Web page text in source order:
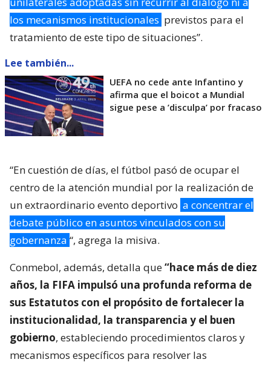
los mecanismos institucionales previstos para el
tratamiento de este tipo de situaciones”.
Lee también...
UEFA no cede ante Infantino y
afirma que el boicot a Mundial
sigue pese a ’disculpa’ por fracaso
“En cuestión de días, el fútbol pasó de ocupar el
centro de la atención mundial por la realización de
un extraordinario evento deportivo a concentrar el
debate público en asuntos vinculados con su
gobernanza “, agrega la misiva.
Conmebol, además, detalla que“hace más de diez
años, la FIFA impulsó una profunda reforma de
sus Estatutos con el propósito de fortalecer la
institucionalidad, la transparencia y el buen
gobierno, estableciendo procedimientos claros y
mecanismos específicos para resolver las